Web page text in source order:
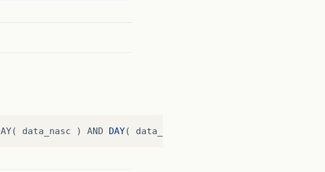
( data_nasc ) AND DAY( data_nasc